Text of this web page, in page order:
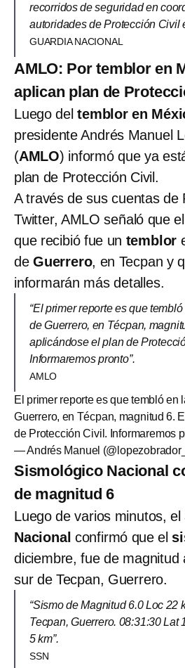
recorridos de seguridad en
autoridades de Protección Civil
GUARDIA NACIONAL
AMLO: Por temblor en
aplican plan de
Luego deltemblor en
presidente Andrés Manuel
(AMLO) informó que ya
plan de Protección Civil.
A través de sus cuentas de
Twitter, AMLO señaló que
que recibió fue un temblor
de Guerrero, en Tecpan y
informarán más detalles.
“El primer reporte es que
de Guerrero, en Técpan,
aplicándose el plan de
Informaremos pronto”.
AMLO
El primer reporte es que tembló en
Guerrero, en Técpan, magnitud 6.
de Protección Civil. Informaremos
— Andrés Manuel
Sismológico Nacional
de magnitud 6
Luego de varios minutos, el
Nacional confirmó que el
diciembre, fue de magnitud
sur de Tecpan, Guerrero.
“Sismo de Magnitud 6.0 Loc 22
Tecpan, Guerrero. 08:31:30 Lat
5 km”.
SSN